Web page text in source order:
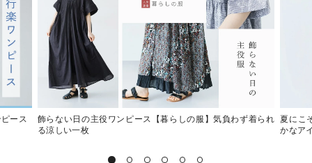
ース
飾らない日の主役ワンピース【暮らしの服】気負わず着られ
る涼しい一枚
夏にこ
かなア